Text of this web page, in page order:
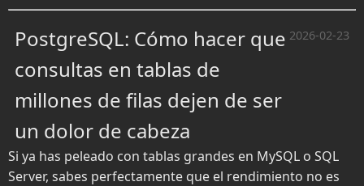
PostgreSQL: Cómo hacer que
consultas en tablas de
millones de filas dejen de ser
un dolor de cabeza
2026-02-23
Si ya has peleado con tablas grandes en MySQL o SQL
Server, sabes perfectamente que el rendimiento no es